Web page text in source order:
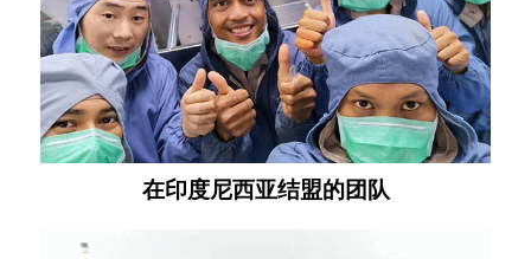
在印度尼西亚结盟的团队